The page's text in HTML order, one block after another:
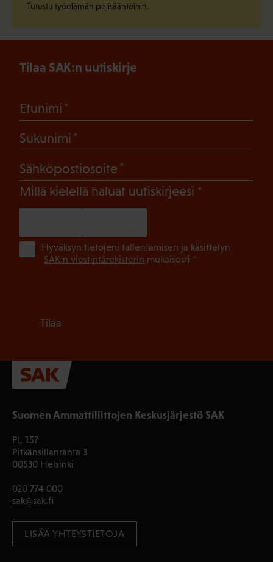
Tutustu työelämän pelisääntöihin.
Suomen Ammattiliittojen Keskusjärjestö SAK
PL 157
Pitkänsillanranta 3
00530 Helsinki
020 774 000
sak@sak.fi
LISÄÄ YHTEYSTIETOJA
Tilaa SAK:n uutiskirje
Etunimi
Sukunimi
Sähköpostiosoite
Millä kielellä haluat uutiskirjeesi (Pakollinen)
Hyväksyn tietojeni tallentamisen ja käsittelyn
SAK:n viestintärekisterin mukaisesti *
Tilaa